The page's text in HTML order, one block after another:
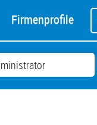
Firmenprofile